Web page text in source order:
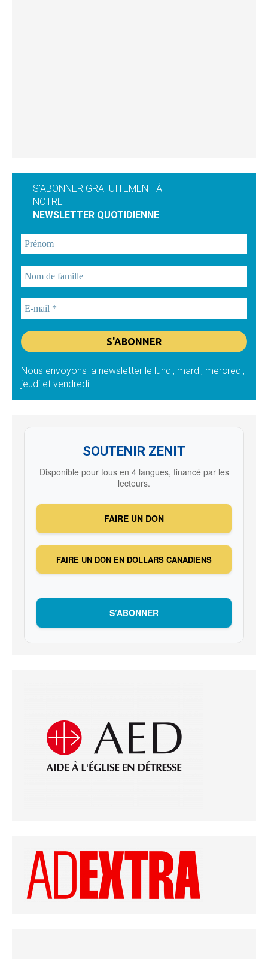
S'ABONNER GRATUITEMENT À
NOTRE
NEWSLETTER QUOTIDIENNE
Nous envoyons la newsletter le lundi, mardi, mercredi,
jeudi et vendredi
SOUTENIR ZENIT
Disponible pour tous en 4 langues, financé par les
lecteurs.
FAIRE UN DON
FAIRE UN DON EN DOLLARS CANADIENS
S’ABONNER